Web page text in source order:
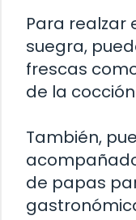
Para realzar
suegra,
frescas
de la
También,
de papas